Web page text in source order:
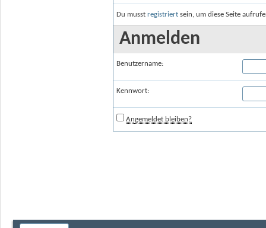
Du musst registriert sein, um diese Seite
Anmelden
Benutzername:
Kennwort:
Angemeldet bleiben?